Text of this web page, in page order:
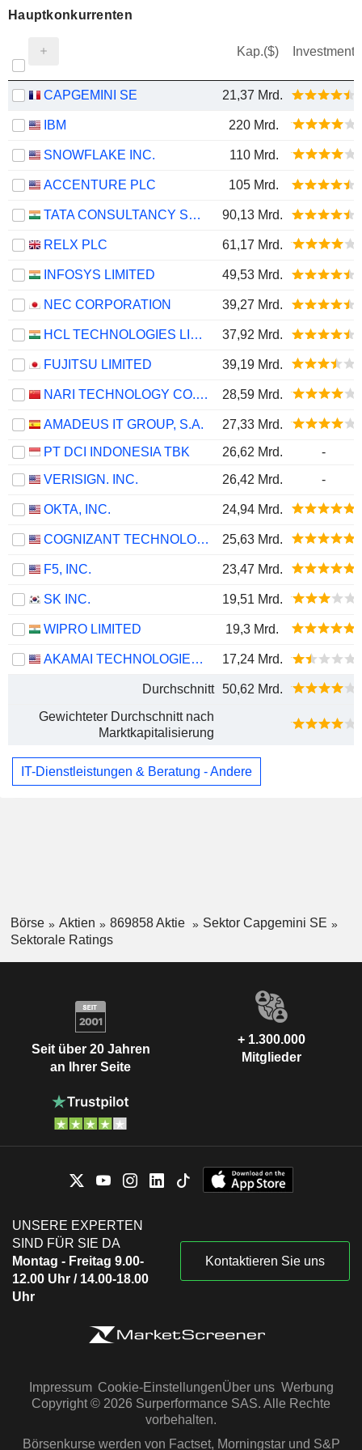
Hauptkonkurrenten
Kap.($) Investment
CAPGEMINI SE 21,37 Mrd.
IBM 220 Mrd.
SNOWFLAKE INC. 110 Mrd.
ACCENTURE PLC 105 Mrd.
TATA CONSULTANCY SERVICES LTD. 90,13 Mrd.
RELX PLC 61,17 Mrd.
INFOSYS LIMITED 49,53 Mrd.
NEC CORPORATION 39,27 Mrd.
HCL TECHNOLOGIES LIMITED 37,92 Mrd.
FUJITSU LIMITED 39,19 Mrd.
NARI TECHNOLOGY CO., LTD. 28,59 Mrd.
AMADEUS IT GROUP, S.A.
27,33 Mrd.
PT DCI INDONESIA TBK
26,62 Mrd.
-
VERISIGN. INC.
26,42 Mrd. -
OKTA, INC. 24,94 Mrd.
COGNIZANT TECHNOLOGY SOLUTIONS CORPORATION 25,63 Mrd.
F5, INC. 23,47 Mrd.
SK INC. 19,51 Mrd.
WIPRO LIMITED 19,3 Mrd.
AKAMAI TECHNOLOGIES, INC. 17,24 Mrd.
Durchschnitt 50,62 Mrd.
Gewichteter Durchschnitt nach
Marktkapitalisierung
IT-Dienstleistungen & Beratung - Andere
Börse Aktien 869858 Aktie
Sektor Capgemini SE
Sektorale Ratings
Seit über 20 Jahren
an Ihrer Seite
+ 1.300.000
Mitglieder
UNSERE EXPERTEN
SIND FÜR SIE DA
Montag - Freitag 9.00-
12.00 Uhr / 14.00-18.00
Uhr
Kontaktieren Sie uns
Impressum Cookie-EinstellungenÜber uns Werbung
Copyright © 2026 Surperformance SAS. Alle Rechte
vorbehalten.
Börsenkurse werden von Factset, Morningstar und S&P